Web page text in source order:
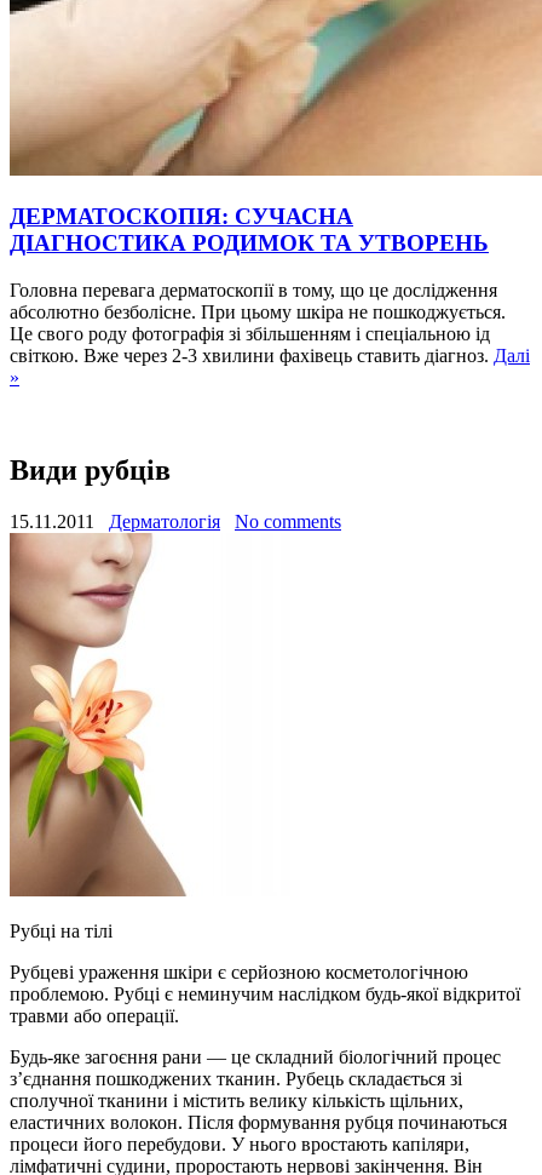
ДЕРМАТОСКОПІЯ: СУЧАСНА
ДІАГНОСТИКА РОДИМОК ТА УТВОРЕНЬ
Головна перевага дерматоскопії в тому, що це дослідження
абсолютно безболісне. При цьому шкіра не пошкоджується.
Це свого роду фотографія зі збільшенням і спеціальною ід
світкою. Вже через 2-3 хвилини фахівець ставить діагноз. Далі
»
Види рубців
15.11.2011 Дерматологія No comments
Рубці на тілі
Рубцеві ураження шкіри є серйозною косметологічною
проблемою. Рубці є неминучим наслідком будь-якої відкритої
травми або операції.
Будь-яке загоєння рани — це складний біологічний процес
з’єднання пошкоджених тканин. Рубець складається зі
сполучної тканини і містить велику кількість щільних,
еластичних волокон. Після формування рубця починаються
процеси його перебудови. У нього вростають капіляри,
лімфатичні судини, проростають нервові закінчення. Він